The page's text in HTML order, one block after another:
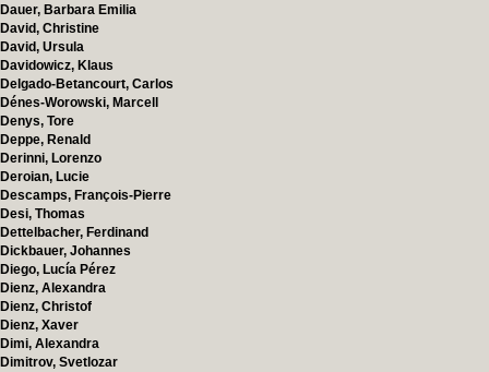
Dauer, Barbara Emilia
David, Christine
David, Ursula
Davidowicz, Klaus
Delgado-Betancourt, Carlos
Dénes-Worowski, Marcell
Denys, Tore
Deppe, Renald
Derinni, Lorenzo
Deroian, Lucie
Descamps, François-Pierre
Desi, Thomas
Dettelbacher, Ferdinand
Dickbauer, Johannes
Diego, Lucía Pérez
Dienz, Alexandra
Dienz, Christof
Dienz, Xaver
Dimi, Alexandra
Dimitrov, Svetlozar